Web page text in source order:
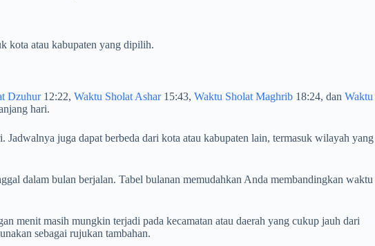
kota atau kabupaten yang dipilih.
Dzuhur12:22, Waktu Sholat Ashar15:43, Waktu Sholat Maghrib 18:24, dan Waktu
hari.
juga dapat berbeda dari kota atau kabupaten lain, termasuk wilayah yang
dalam bulan berjalan. Tabel bulanan memudahkan Anda membandingkan waktu
menit masih mungkin terjadi pada kecamatan atau daerah yang cukup jauh dari
sebagai rujukan tambahan.